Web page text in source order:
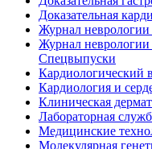
Доказательная
Журнал
Журнал
Спецвыпуски
Кардиологический
Кардиология и
Клиническая
Лабораторная
Медицинские
Молекулярная